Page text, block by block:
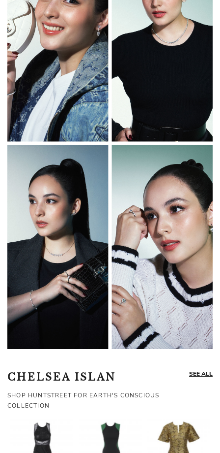
CHELSEA ISLAN
SHOP HUNTSTREET FOR EARTH'S CONSCIOUS
COLLECTION
SEE ALL